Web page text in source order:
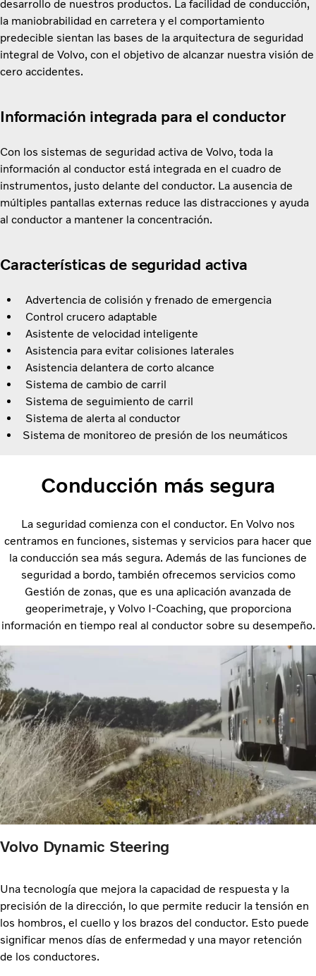
desarrollo de nuestros productos. La facilidad de conducción,
la maniobrabilidad en carretera y el comportamiento
predecible sientan las bases de la arquitectura de seguridad
integral de Volvo, con el objetivo de alcanzar nuestra visión de
cero accidentes.
Información integrada para el conductor
Con los sistemas de seguridad activa de Volvo, toda la
información al conductor está integrada en el cuadro de
instrumentos, justo delante del conductor. La ausencia de
múltiples pantallas externas reduce las distracciones y ayuda
al conductor a mantener la concentración.
Características de seguridad activa
Advertencia de colisión y frenado de emergencia
Control crucero adaptable
Asistente de velocidad inteligente
Asistencia para evitar colisiones laterales
Asistencia delantera de corto alcance
Sistema de cambio de carril
Sistema de seguimiento de carril
Sistema de alerta al conductor
Sistema de monitoreo de presión de los neumáticos
Conducción más segura
La seguridad comienza con el conductor. En Volvo nos
centramos en funciones, sistemas y servicios para hacer que
la conducción sea más segura. Además de las funciones de
seguridad a bordo, también ofrecemos servicios como
Gestión de zonas, que es una aplicación avanzada de
geoperimetraje, y Volvo I-Coaching, que proporciona
información en tiempo real al conductor sobre su desempeño.
Volvo Dynamic Steering
Una tecnología que mejora la capacidad de respuesta y la
precisión de la dirección, lo que permite reducir la tensión en
los hombros, el cuello y los brazos del conductor. Esto puede
significar menos días de enfermedad y una mayor retención
de los conductores.